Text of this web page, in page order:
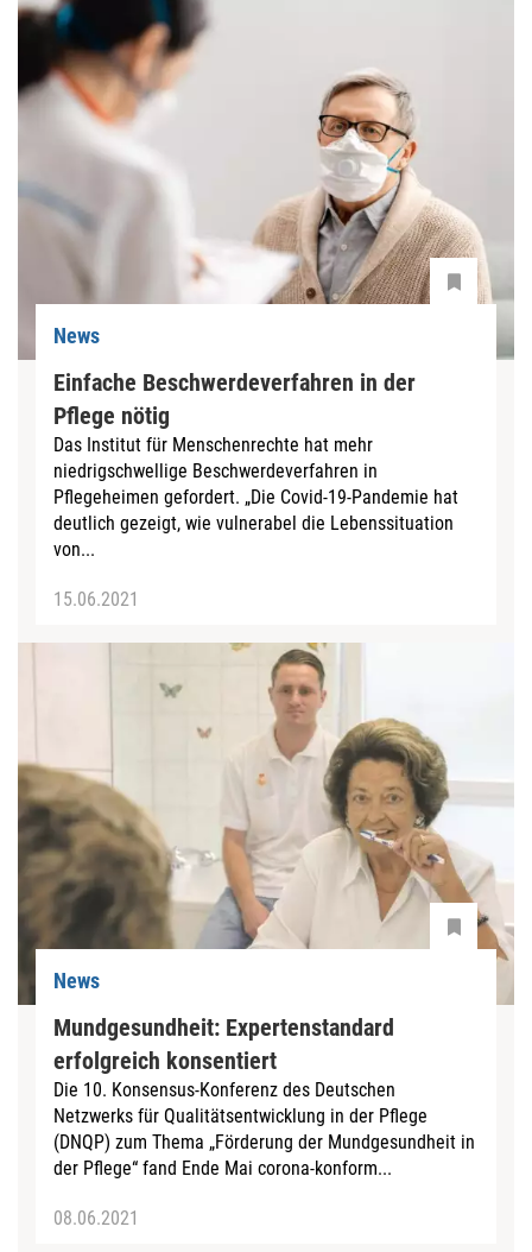
News
Einfache Beschwerdeverfahren in der
Pflege nötig
Das Institut für Menschenrechte hat mehr
niedrigschwellige Beschwerdeverfahren in
Pflegeheimen gefordert. „Die Covid-19-Pandemie hat
deutlich gezeigt, wie vulnerabel die Lebenssituation
von...
15.06.2021
News
Mundgesundheit: Expertenstandard
erfolgreich konsentiert
Die 10. Konsensus-Konferenz des Deutschen
Netzwerks für Qualitätsentwicklung in der Pflege
(DNQP) zum Thema „Förderung der Mundgesundheit in
der Pflege“ fand Ende Mai corona-konform...
08.06.2021